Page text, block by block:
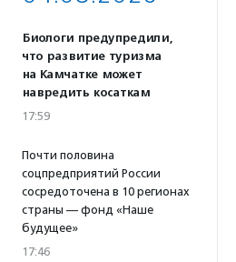
Биологи предупредили,
что развитие туризма
на Камчатке может
навредить косаткам
17:59
Почти половина
соцпредприятий России
сосредоточена в 10 регионах
страны — фонд «Наше
будущее»
17:46